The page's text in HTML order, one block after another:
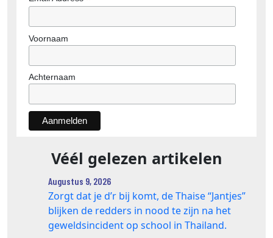
Voornaam
Achternaam
Véél gelezen artikelen
Augustus 9, 2026
Zorgt dat je d’r bij komt, de Thaise “Jantjes”
blijken de redders in nood te zijn na het
geweldsincident op school in Thailand.